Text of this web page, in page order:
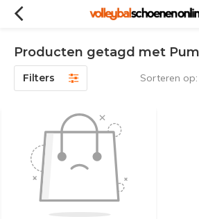
Producten getagd met
Filters Sorteren op: